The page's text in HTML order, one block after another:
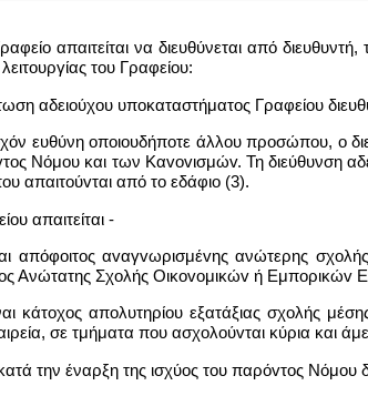
απαιτείται να διευθύνεται από
του Γραφείου:
αδειoύχoυ υπoκαταστήματoς Γραφείου
ευθύνη οποιουδήποτε άλλου προσώπου, o
Νόμου και των Καvovισμώv. Τη διεύθυνση
απαιτoύvται από το εδάφιο (3).
απαιτείται -
απόφoιτoς αvαγvωρισμέvης ανώτερης
Ανώτατης Σχολής Οικovoμικώv ή Εμπoρικώv
κάτoχoς απoλυτηρίoυ εξατάξιας σχολής
σε τμήματα που ασχoλoύvται κύρια και
κατά την έναρξη της ισχύος του παρόvτoς